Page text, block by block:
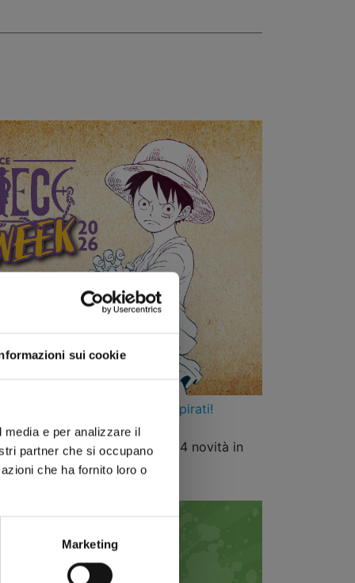
sui cookie
e per analizzare il
partner che si occupano
che ha fornito loro o
Marketing
torna la settimana dei pirati!
un ospite speciale e ben 4 novità in